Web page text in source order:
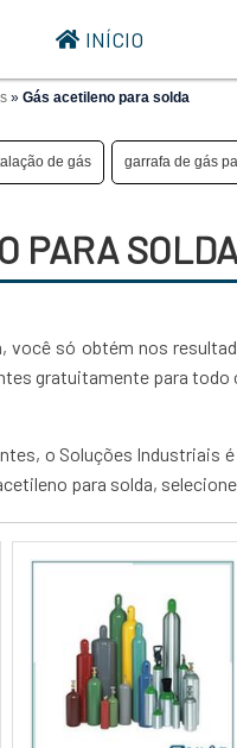
INÍCIO
» Gás acetileno para solda
de gás garrafa de gás
PARA SOLDA
você só obtém nos
gratuitamente para todo
o Soluções Industriais
para solda,